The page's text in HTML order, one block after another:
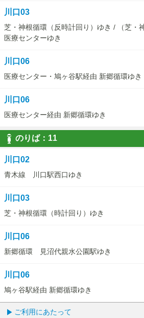
川口03
芝・神根循環（反時計回り）ゆき / （芝・
医療センターゆき
川口06
医療センター・鳩ヶ谷駅経由 新郷循環ゆき
川口06
医療センター経由 新郷循環ゆき
のりば： 11
11
川口02
青木線 川口駅西口ゆき
川口03
芝・神根循環（時計回り）ゆき
川口06
新郷循環 見沼代親水公園駅ゆき
川口06
鳩ヶ谷駅経由 新郷循環ゆき
ご利用にあたって